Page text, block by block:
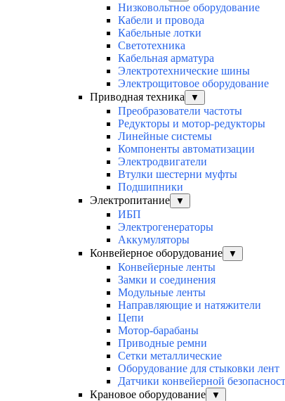
Низковольтное оборудование
Кабели и провода
Кабельные лотки
Светотехника
Кабельная арматура
Электротехнические шины
Электрощитовое оборудование
Приводная техника
▼
Преобразователи частоты
Редукторы и мотор-редукторы
Линейные системы
Компоненты автоматизации
Электродвигатели
Втулки шестерни муфты
Подшипники
Электропитание
▼
ИБП
Электрогенераторы
Аккумуляторы
Конвейерное оборудование
▼
Конвейерные ленты
Замки и соединения
Модульные ленты
Направляющие и натяжители
Цепи
Мотор-барабаны
Приводные ремни
Сетки металлические
Оборудование для стыковки лент
Датчики конвейерной
Крановое оборудование
▼